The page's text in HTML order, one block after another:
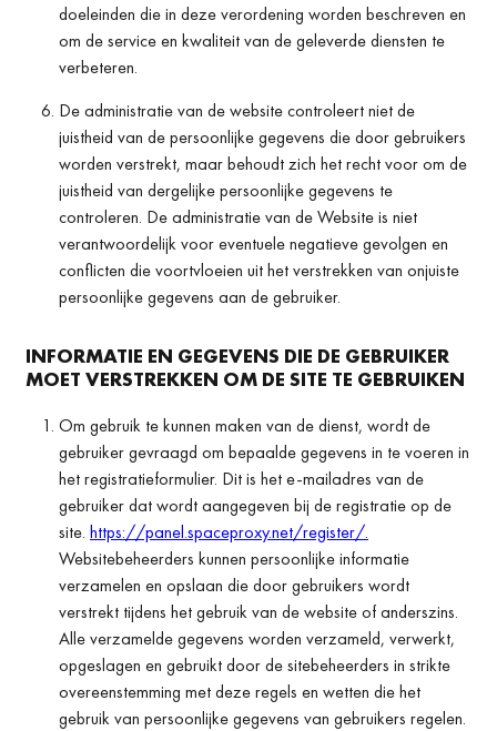
doeleinden die in deze verordening worden beschreven en
om de service en kwaliteit van de geleverde diensten te
verbeteren.
De administratie van de website controleert niet de
juistheid van de persoonlijke gegevens die door gebruikers
worden verstrekt, maar behoudt zich het recht voor om de
juistheid van dergelijke persoonlijke gegevens te
controleren. De administratie van de Website is niet
verantwoordelijk voor eventuele negatieve gevolgen en
conflicten die voortvloeien uit het verstrekken van onjuiste
persoonlijke gegevens aan de gebruiker.
INFORMATIE EN GEGEVENS DIE DE GEBRUIKER
MOET VERSTREKKEN OM DE SITE TE GEBRUIKEN
Om gebruik te kunnen maken van de dienst, wordt de
gebruiker gevraagd om bepaalde gegevens in te voeren in
het registratieformulier. Dit is het e-mailadres van de
gebruiker dat wordt aangegeven bij de registratie op de
site. https://panel.spaceproxy.net/register/.
Websitebeheerders kunnen persoonlijke informatie
verzamelen en opslaan die door gebruikers wordt
verstrekt tijdens het gebruik van de website of anderszins.
Alle verzamelde gegevens worden verzameld, verwerkt,
opgeslagen en gebruikt door de sitebeheerders in strikte
overeenstemming met deze regels en wetten die het
gebruik van persoonlijke gegevens van gebruikers regelen.